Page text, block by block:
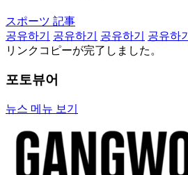
スポーツ 記事
공유하기
공유하기 공유하기 공유하기
リンクコピーが完了しました。
포토뷰어
뉴스 메뉴 보기